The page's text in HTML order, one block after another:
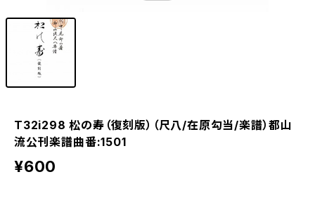
T32i298 松の寿（復刻版）（尺八/在原勾当/楽譜）都山
流公刊楽譜曲番:1501
¥600